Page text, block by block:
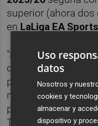
superior (ahora
en LaLiga EA Sports
"Será un partido
que llegar con una
para estar en las
me gusta jugar
para preparar la
Torrecilla, respecto
Uso
datos
Nosotros y
cookies y
almacenar y
dispositivo y